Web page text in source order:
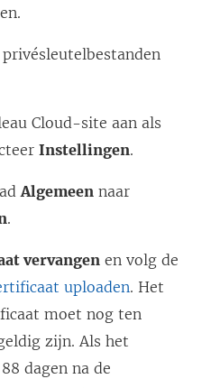
Cloud-site aan als
Instellingen.
Algemeen naar
.
vervangen en volg de
uploaden. Het
moet nog ten
zijn. Als het
dagen na de